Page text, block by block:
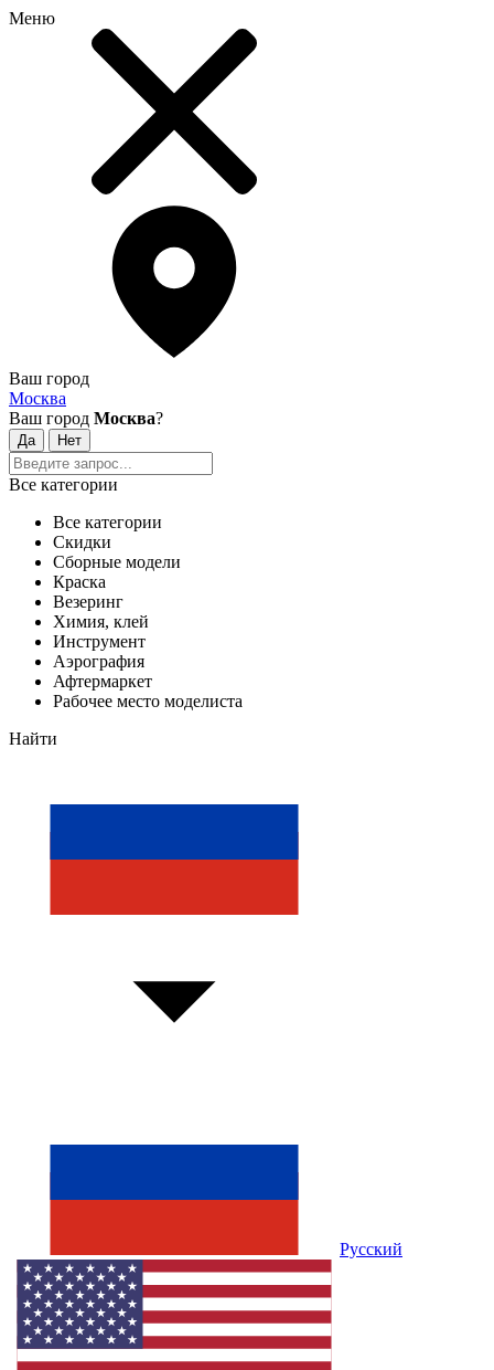
Меню
Ваш город
Москва
Ваш город Москва?
Все категории
Все категории
Скидки
Сборные модели
Краска
Везеринг
Химия, клей
Инструмент
Аэрография
Афтермаркет
Рабочее место моделиста
Найти
Русский